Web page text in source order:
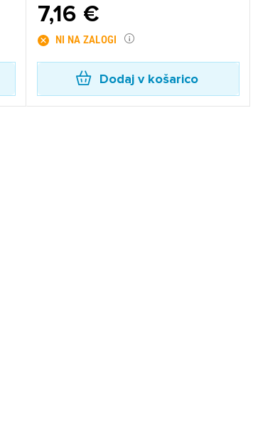
7,16 €
NI NA ZALOGI
Dodaj v košarico